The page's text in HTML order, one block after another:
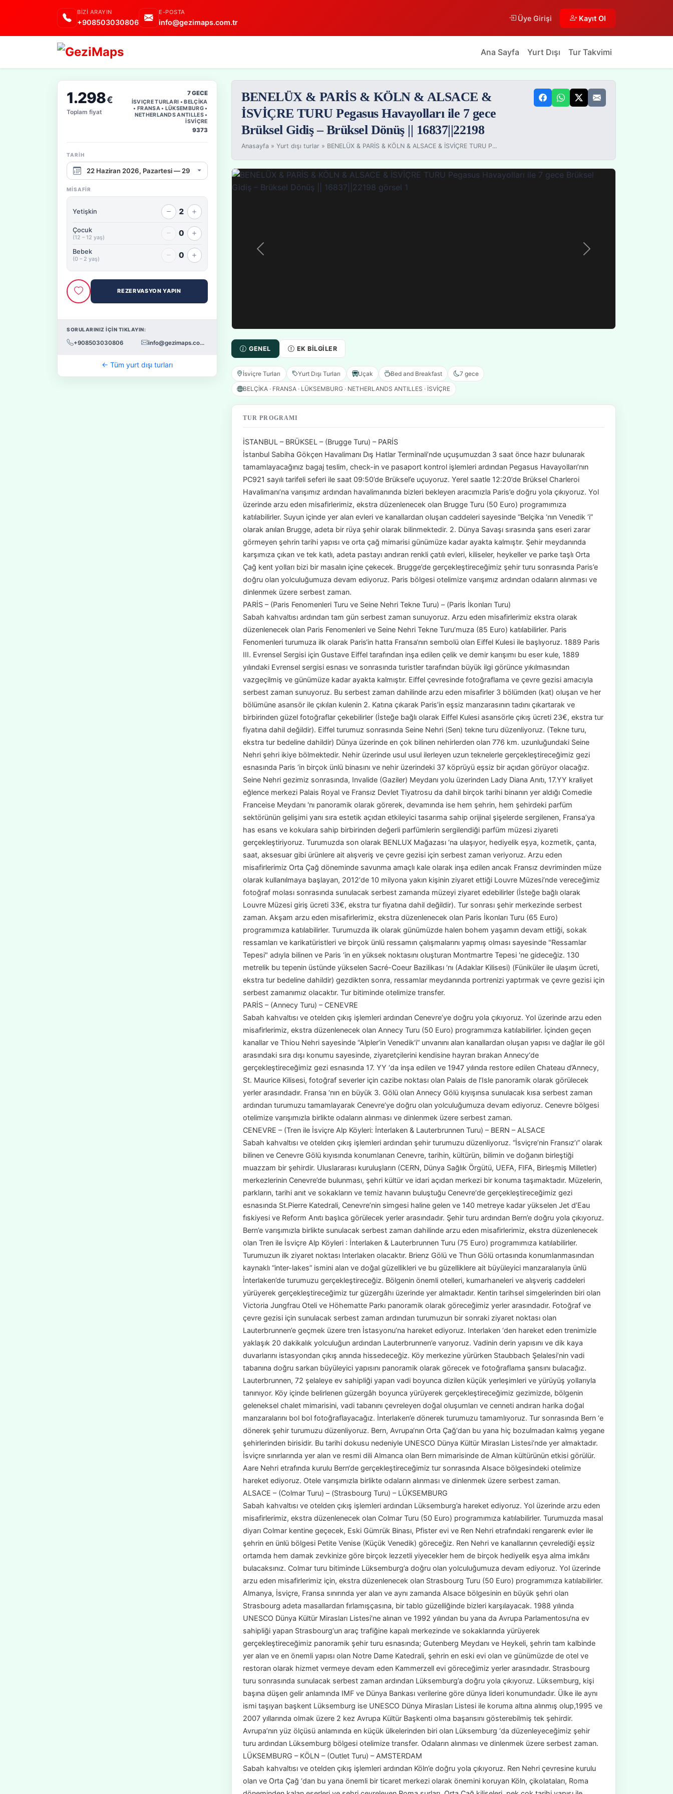
BIZI ARAYIN
+908503030806
E-POSTA
info@gezimaps.com.tr Üye Girişi Kayıt Ol
Ana Sayfa Yurt Dışı Tur Takvimi
1.298€
Toplam fiyat
7 GECE
İSVIÇRE TURLARI • BELÇİKA
• FRANSA • LÜKSEMBURG •
NETHERLANDS ANTILLES •
İSVİÇRE
9373
TARIH
Çıkış tarihi aralığı
MISAFIR
Yetişkin 2
Çocuk
(12 – 12 yaş) 0
Bebek
(0 – 2 yaş) 0
REZERVASYON YAPIN
SORULARINIZ İÇİN TIKLAYIN:
+908503030806 info@gezimaps.com.tr
← Tüm yurt dışı turları
BENELÜX & PARİS & KÖLN & ALSACE &
İSVİÇRE TURU Pegasus Havayolları ile 7 gece
Brüksel Gidiş – Brüksel Dönüş || 16837||22198
Anasayfa »Yurt dışı turlar » BENELÜX & PARİS & KÖLN & ALSACE & İSVİÇRE TURU P...
GENEL EK BILGILER
İsviçre Turları Yurt Dışı Turları Uçak Bed and Breakfast 7 gece
BELÇİKA · FRANSA · LÜKSEMBURG · NETHERLANDS ANTILLES · İSVİÇRE
TUR PROGRAMI
İSTANBUL – BRÜKSEL – (Brugge Turu) – PARİS
İstanbul Sabiha Gökçen Havalimanı Dış Hatlar Terminali’nde uçuşumuzdan 3 saat önce hazır bulunarak
tamamlayacağınız bagaj teslim, check-in ve pasaport kontrol işlemleri ardından Pegasus Havayolları’nın
PC921 sayılı tarifeli seferi ile saat 09:50’de Brüksel’e uçuyoruz. Yerel saatle 12:20’de Brüksel Charleroi
Havalimanı’na varışımız ardından havalimanında bizleri bekleyen aracımızla Paris’e doğru yola çıkıyoruz. Yol
üzerinde arzu eden misafirlerimiz, ekstra düzenlenecek olan Brugge Turu (50 Euro) programımıza
katılabilirler. Suyun içinde yer alan evleri ve kanallardan oluşan caddeleri sayesinde “Belçika ‘nın Venedik ‘i”
olarak anılan Brugge, adeta bir rüya şehir olarak bilinmektedir. 2. Dünya Savaşı sırasında şans eseri zarar
görmeyen şehrin tarihi yapısı ve orta çağ mimarisi günümüze kadar ayakta kalmıştır. Şehir meydanında
karşımıza çıkan ve tek katlı, adeta pastayı andıran renkli çatılı evleri, kiliseler, heykeller ve parke taşlı Orta
Çağ kent yolları bizi bir masalın içine çekecek. Brugge’de gerçekleştireceğimiz şehir turu sonrasında Paris’e
doğru olan yolculuğumuza devam ediyoruz. Paris bölgesi otelimize varışımız ardından odaların alınması ve
dinlenmek üzere serbest zaman.
PARİS – (Paris Fenomenleri Turu ve Seine Nehri Tekne Turu) – (Paris İkonları Turu)
Sabah kahvaltısı ardından tam gün serbest zaman sunuyoruz. Arzu eden misafirlerimiz ekstra olarak
düzenlenecek olan Paris Fenomenleri ve Seine Nehri Tekne Turu’muza (85 Euro) katılabilirler. Paris
Fenomenleri turumuza ilk olarak Paris‘in hatta Fransa‘nın sembolü olan Eiffel Kulesi ile başlıyoruz. 1889 Paris
III. Evrensel Sergisi için Gustave Eiffel tarafından inşa edilen çelik ve demir karışımı bu eser kule, 1889
yılındaki Evrensel sergisi esnası ve sonrasında turistler tarafından büyük ilgi görünce yıkılmasından
vazgeçilmiş ve günümüze kadar ayakta kalmıştır. Eiffel çevresinde fotoğraflama ve çevre gezisi amacıyla
serbest zaman sunuyoruz. Bu serbest zaman dahilinde arzu eden misafirler 3 bölümden (kat) oluşan ve her
bölümüne asansör ile çıkılan kulenin 2. Katına çıkarak Paris’in eşsiz manzarasının tadını çıkartarak ve
birbirinden güzel fotoğraflar çekebilirler (İsteğe bağlı olarak Eiffel Kulesi asansörle çıkış ücreti 23€, ekstra tur
fiyatına dahil değildir). Eiffel turumuz sonrasında Seine Nehri (Sen) tekne turu düzenliyoruz. (Tekne turu,
ekstra tur bedeline dahildir) Dünya üzerinde en çok bilinen nehirlerden olan 776 km. uzunluğundaki Seine
Nehri şehri ikiye bölmektedir. Nehir üzerinde usul usul ilerleyen uzun teknelerle gerçekleştireceğimiz gezi
esnasında Paris ‘in birçok ünlü binasını ve nehir üzerindeki 37 köprüyü eşsiz bir açıdan görüyor olacağız.
Seine Nehri gezimiz sonrasında, Invalide (Gaziler) Meydanı yolu üzerinden Lady Diana Anıtı, 17.YY kraliyet
eğlence merkezi Palais Royal ve Fransız Devlet Tiyatrosu da dahil birçok tarihi binanın yer aldığı Comedie
Franceise Meydanı 'nı panoramik olarak görerek, devamında ise hem şehrin, hem şehirdeki parfüm
sektörünün gelişimi yanı sıra estetik açıdan etkileyici tasarıma sahip orijinal şişelerde sergilenen, Fransa’ya
has esans ve kokulara sahip birbirinden değerli parfümlerin sergilendiği parfüm müzesi ziyareti
gerçekleştiriyoruz. Turumuzda son olarak BENLUX Mağazası ‘na ulaşıyor, hediyelik eşya, kozmetik, çanta,
saat, aksesuar gibi ürünlere ait alışveriş ve çevre gezisi için serbest zaman veriyoruz. Arzu eden
misafirlerimiz Orta Çağ döneminde savunma amaçlı kale olarak inşa edilen ancak Fransız devriminden müze
olarak kullanılmaya başlayan, 2012‘de 10 milyona yakın kişinin ziyaret ettiği Louvre Müzesi’nde vereceğimiz
fotoğraf molası sonrasında sunulacak serbest zamanda müzeyi ziyaret edebilirler (İsteğe bağlı olarak
Louvre Müzesi giriş ücreti 33€, ekstra tur fiyatına dahil değildir). Tur sonrası şehir merkezinde serbest
zaman. Akşam arzu eden misafirlerimiz¸ ekstra düzenlenecek olan Paris İkonları Turu (65 Euro)
programımıza katılabilirler. Turumuzda ilk olarak günümüzde halen bohem yaşamın devam ettiği, sokak
ressamları ve karikatüristleri ve birçok ünlü ressamın çalışmalarını yapmış olması sayesinde "Ressamlar
Tepesi" adıyla bilinen ve Paris ‘in en yüksek noktasını oluşturan Montmartre Tepesi 'ne gideceğiz. 130
metrelik bu tepenin üstünde yükselen Sacré-Coeur Bazilikası ‘nı (Adaklar Kilisesi) (Füniküler ile ulaşım ücreti,
ekstra tur bedeline dahildir) gezdikten sonra, ressamlar meydanında portrenizi yaptırmak ve çevre gezisi için
serbest zamanımız olacaktır. Tur bitiminde otelimize transfer.
PARİS – (Annecy Turu) – CENEVRE
Sabah kahvaltısı ve otelden çıkış işlemleri ardından Cenevre’ye doğru yola çıkıyoruz. Yol üzerinde arzu eden
misafirlerimiz, ekstra düzenlenecek olan Annecy Turu (50 Euro) programımıza katılabilirler. İçinden geçen
kanallar ve Thiou Nehri sayesinde “Alpler’in Venedik‘i” unvanını alan kanallardan oluşan yapısı ve dağlar ile göl
arasındaki sıra dışı konumu sayesinde, ziyaretçilerini kendisine hayran bırakan Annecy‘de
gerçekleştireceğimiz gezi esnasında 17. YY ‘da inşa edilen ve 1947 yılında restore edilen Chateau d’Annecy,
St. Maurice Kilisesi, fotoğraf severler için cazibe noktası olan Palais de l’Isle panoramik olarak görülecek
yerler arasındadır. Fransa ‘nın en büyük 3. Gölü olan Annecy Gölü kıyışınsa sunulacak kısa serbest zaman
ardından turumuzu tamamlayarak Cenevre’ye doğru olan yolculuğumuza devam ediyoruz. Cenevre bölgesi
otelimize varışımızla birlikte odaların alınması ve dinlenmek üzere serbest zaman.
CENEVRE – (Tren ile İsviçre Alp Köyleri: İnterlaken & Lauterbrunnen Turu) – BERN – ALSACE
Sabah kahvaltısı ve otelden çıkış işlemleri ardından şehir turumuzu düzenliyoruz. “İsviçre’nin Fransız’ı” olarak
bilinen ve Cenevre Gölü kıyısında konumlanan Cenevre, tarihin, kültürün, bilimin ve doğanın birleştiği
muazzam bir şehirdir. Uluslararası kuruluşların (CERN, Dünya Sağlık Örgütü, UEFA, FIFA, Birleşmiş Milletler)
merkezlerinin Cenevre’de bulunması, şehri kültür ve idari açıdan merkezi bir konuma taşımaktadır. Müzelerin,
parkların, tarihi anıt ve sokakların ve temiz havanın buluştuğu Cenevre‘de gerçekleştireceğimiz gezi
esnasında St.Pierre Katedrali, Cenevre’nin simgesi haline gelen ve 140 metreye kadar yükselen Jet d’Eau
fıskiyesi ve Reform Anıtı başlıca görülecek yerler arasındadır. Şehir turu ardından Bern’e doğru yola çıkıyoruz.
Bern’e varışımızla birlikte sunulacak serbest zaman dahilinde arzu eden misafirlerimiz, ekstra düzenlenecek
olan Tren ile İsviçre Alp Köyleri : İnterlaken & Lauterbrunnen Turu (75 Euro) programımıza katılabilirler.
Turumuzun ilk ziyaret noktası Interlaken olacaktır. Brienz Gölü ve Thun Gölü ortasında konumlanmasından
kaynaklı “inter-lakes” ismini alan ve doğal güzellikleri ve bu güzelliklere ait büyüleyici manzaralarıyla ünlü
İnterlaken’de turumuzu gerçekleştireceğiz. Bölgenin önemli otelleri, kumarhaneleri ve alışveriş caddeleri
yürüyerek gerçekleştireceğimiz tur güzergâhı üzerinde yer almaktadır. Kentin tarihsel simgelerinden biri olan
Victoria Jungfrau Oteli ve Höhematte Parkı panoramik olarak göreceğimiz yerler arasındadır. Fotoğraf ve
çevre gezisi için sunulacak serbest zaman ardından turumuzun bir sonraki ziyaret noktası olan
Lauterbrunnen’e geçmek üzere tren İstasyonu’na hareket ediyoruz. Interlaken ‘den hareket eden trenimizle
yaklaşık 20 dakikalık yolculuğun ardından Lauterbrunnen’e varıyoruz. Vadinin derin yapısını ve dik kaya
duvarlarını istasyondan çıkış anında hissedeceğiz. Köy merkezine yürürken Staubbach Şelalesi’nin vadi
tabanına doğru sarkan büyüleyici yapısını panoramik olarak görecek ve fotoğraflama şansını bulacağız.
Lauterbrunnen, 72 şelaleye ev sahipliği yapan vadi boyunca dizilen küçük yerleşimleri ve yürüyüş yollarıyla
tanınıyor. Köy içinde belirlenen güzergâh boyunca yürüyerek gerçekleştireceğimiz gezimizde, bölgenin
geleneksel chalet mimarisini, vadi tabanını çevreleyen doğal oluşumları ve cenneti andıran harika doğal
manzaralarını bol bol fotoğraflayacağız. İnterlaken’e dönerek turumuzu tamamlıyoruz. Tur sonrasında Bern ‘e
dönerek şehir turumuzu düzenliyoruz. Bern, Avrupa‘nın Orta Çağ‘dan bu yana hiç bozulmadan kalmış yegane
şehirlerinden birisidir. Bu tarihi dokusu nedeniyle UNESCO Dünya Kültür Mirasları Listesi‘nde yer almaktadır.
İsviçre sınırlarında yer alan ve resmi dili Almanca olan Bern mimarisinde de Alman kültürünün etkisi görülür.
Aare Nehri etrafında kurulu Bern‘de gerçekleştireceğimiz tur sonrasında Alsace bölgesindeki otelimize
hareket ediyoruz. Otele varışımızla birlikte odaların alınması ve dinlenmek üzere serbest zaman.
ALSACE – (Colmar Turu) – (Strasbourg Turu) – LÜKSEMBURG
Sabah kahvaltısı ve otelden çıkış işlemleri ardından Lüksemburg’a hareket ediyoruz. Yol üzerinde arzu eden
misafirlerimiz, ekstra düzenlenecek olan Colmar Turu (50 Euro) programımıza katılabilirler. Turumuzda masal
diyarı Colmar kentine geçecek, Eski Gümrük Binası, Pfister evi ve Ren Nehri etrafındaki rengarenk evler ile
şehrin en ünlü bölgesi Petite Venise (Küçük Venedik) göreceğiz. Ren Nehri ve kanallarının çevrelediği eşsiz
ortamda hem damak zevkinize göre birçok lezzetli yiyecekler hem de birçok hediyelik eşya alma imkânı
bulacaksınız. Colmar turu bitiminde Lüksemburg’a doğru olan yolculuğumuza devam ediyoruz. Yol üzerinde
arzu eden misafirlerimiz için, ekstra düzenlenecek olan Strasbourg Turu (50 Euro) programımıza katılabilirler.
Almanya, İsviçre, Fransa sınırında yer alan ve aynı zamanda Alsace bölgesinin en büyük şehri olan
Strasbourg adeta masallardan fırlamışçasına, bir tablo güzelliğinde bizleri karşılayacak. 1988 yılında
UNESCO Dünya Kültür Mirasları Listesi‘ne alınan ve 1992 yılından bu yana da Avrupa Parlamentosu‘na ev
sahipliği yapan Strasbourg‘un araç trafiğine kapalı merkezinde ve sokaklarında yürüyerek
gerçekleştireceğimiz panoramik şehir turu esnasında; Gutenberg Meydanı ve Heykeli, şehrin tam kalbinde
yer alan ve en önemli yapısı olan Notre Dame Katedrali, şehrin en eski evi olan ve günümüzde de otel ve
restoran olarak hizmet vermeye devam eden Kammerzell evi göreceğimiz yerler arasındadır. Strasbourg
turu sonrasında sunulacak serbest zaman ardından Lüksemburg’a doğru yola çıkıyoruz. Lüksemburg, kişi
başına düşen gelir anlamında IMF ve Dünya Bankası verilerine göre dünya lideri konumundadır. Ülke ile aynı
ismi taşıyan başkent Lüksemburg ise UNESCO Dünya Mirasları Listesi ile koruma altına alınmış olup,1995 ve
2007 yıllarında olmak üzere 2 kez Avrupa Kültür Başkenti olma başarısını gösterebilmiş tek şehirdir.
Avrupa’nın yüz ölçüsü anlamında en küçük ülkelerinden biri olan Lüksemburg ‘da düzenleyeceğimiz şehir
turu ardından Lüksemburg bölgesi otelimize transfer. Odaların alınması ve dinlenmek üzere serbest zaman.
LÜKSEMBURG – KÖLN – (Outlet Turu) – AMSTERDAM
Sabah kahvaltısı ve otelden çıkış işlemleri ardından Köln’e doğru yola çıkıyoruz. Ren Nehri çevresine kurulu
olan ve Orta Çağ ‘dan bu yana önemli bir ticaret merkezi olarak önemini koruyan Köln, çikolataları, Roma